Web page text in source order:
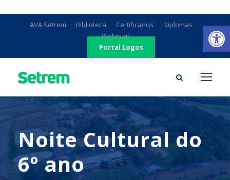
AVA Setrem Biblioteca Certificados
Diplomas
Webmail
Portal Logos
Noite Cultural do
6º ano